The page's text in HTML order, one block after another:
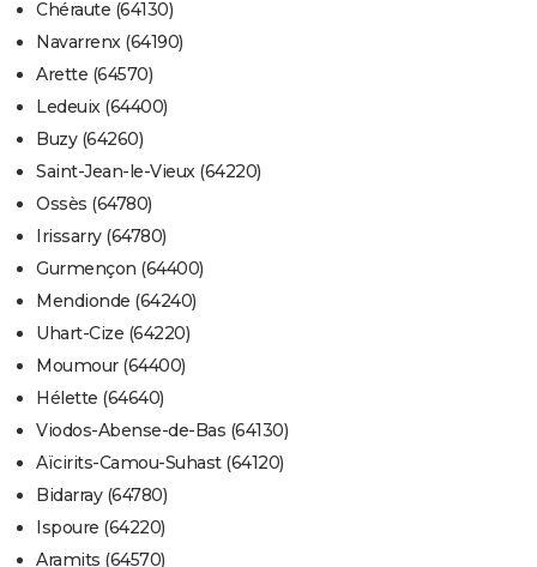
Chéraute (64130)
Navarrenx (64190)
Arette (64570)
Ledeuix (64400)
Buzy (64260)
Saint-Jean-le-Vieux (64220)
Ossès (64780)
Irissarry (64780)
Gurmençon (64400)
Mendionde (64240)
Uhart-Cize (64220)
Moumour (64400)
Hélette (64640)
Viodos-Abense-de-Bas (64130)
Aïcirits-Camou-Suhast (64120)
Bidarray (64780)
Ispoure (64220)
Aramits (64570)